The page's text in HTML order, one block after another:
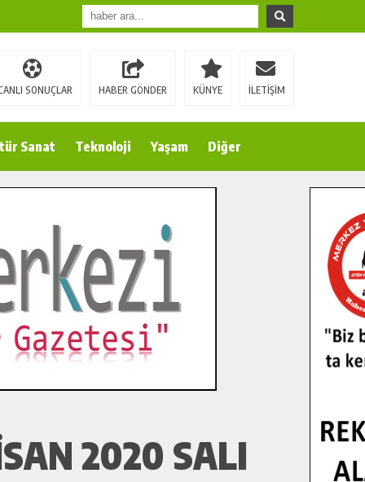
SONUÇLAR HABER GÖNDER KÜNYE İLETİŞİM
Sanat Teknoloji Yaşam Diğer
2020 SALI